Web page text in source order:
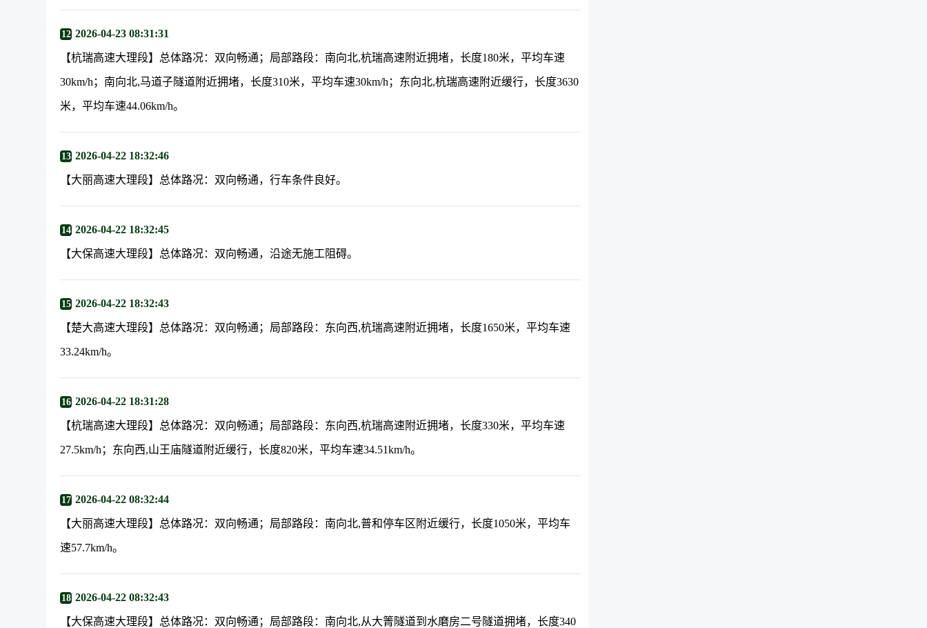
12 2026-04-23 08:31:31
【杭瑞高速大理段】总体路况：双向畅通；局部路段：南向北,杭瑞高速附近拥堵，长度180米，平均车速
30km/h；南向北,马道子隧道附近拥堵，长度310米，平均车速30km/h；东向北,杭瑞高速附近缓行，长度3630
米，平均车速44.06km/h。
13 2026-04-22 18:32:46
【大丽高速大理段】总体路况：双向畅通，行车条件良好。
14 2026-04-22 18:32:45
【大保高速大理段】总体路况：双向畅通，沿途无施工阻碍。
15 2026-04-22 18:32:43
【楚大高速大理段】总体路况：双向畅通；局部路段：东向西,杭瑞高速附近拥堵，长度1650米，平均车速
33.24km/h。
16 2026-04-22 18:31:28
【杭瑞高速大理段】总体路况：双向畅通；局部路段：东向西,杭瑞高速附近拥堵，长度330米，平均车速
27.5km/h；东向西,山王庙隧道附近缓行，长度820米，平均车速34.51km/h。
17 2026-04-22 08:32:44
【大丽高速大理段】总体路况：双向畅通；局部路段：南向北,普和停车区附近缓行，长度1050米，平均车
速57.7km/h。
18 2026-04-22 08:32:43
【大保高速大理段】总体路况：双向畅通；局部路段：南向北,从大箐隧道到水磨房二号隧道拥堵，长度340